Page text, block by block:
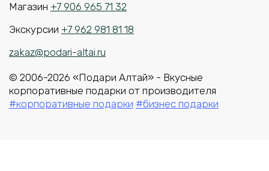
Магазин +7 906 965 71 32
Экскурсии +7 962 981 81 18
zakaz@podari-altai.ru
© 2006-2026 «Подари Алтай» - Вкусные
корпоративные подарки от производителя
#корпоративные подарки #бизнес подарки